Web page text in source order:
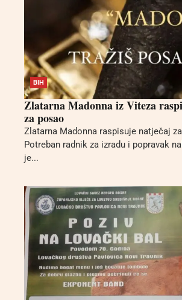
BIH
Zlatarna Madonna iz Viteza
za posao
Zlatarna Madonna raspisuje natječaj
Potreban radnik za izradu i popravak
je...